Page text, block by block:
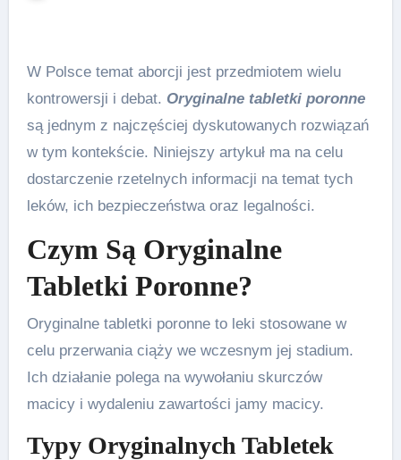
W Polsce temat aborcji jest przedmiotem wielu
kontrowersji i debat. Oryginalne tabletki poronne
są jednym z najczęściej dyskutowanych rozwiązań
w tym kontekście. Niniejszy artykuł ma na celu
dostarczenie rzetelnych informacji na temat tych
leków, ich bezpieczeństwa oraz legalności.
Czym Są Oryginalne
Tabletki Poronne?
Oryginalne tabletki poronne to leki stosowane w
celu przerwania ciąży we wczesnym jej stadium.
Ich działanie polega na wywołaniu skurczów
macicy i wydaleniu zawartości jamy macicy.
Typy Oryginalnych Tabletek